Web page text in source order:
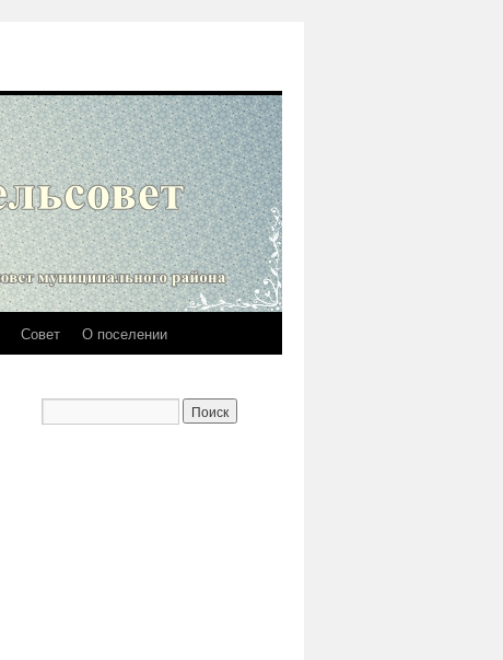
Совет О поселении